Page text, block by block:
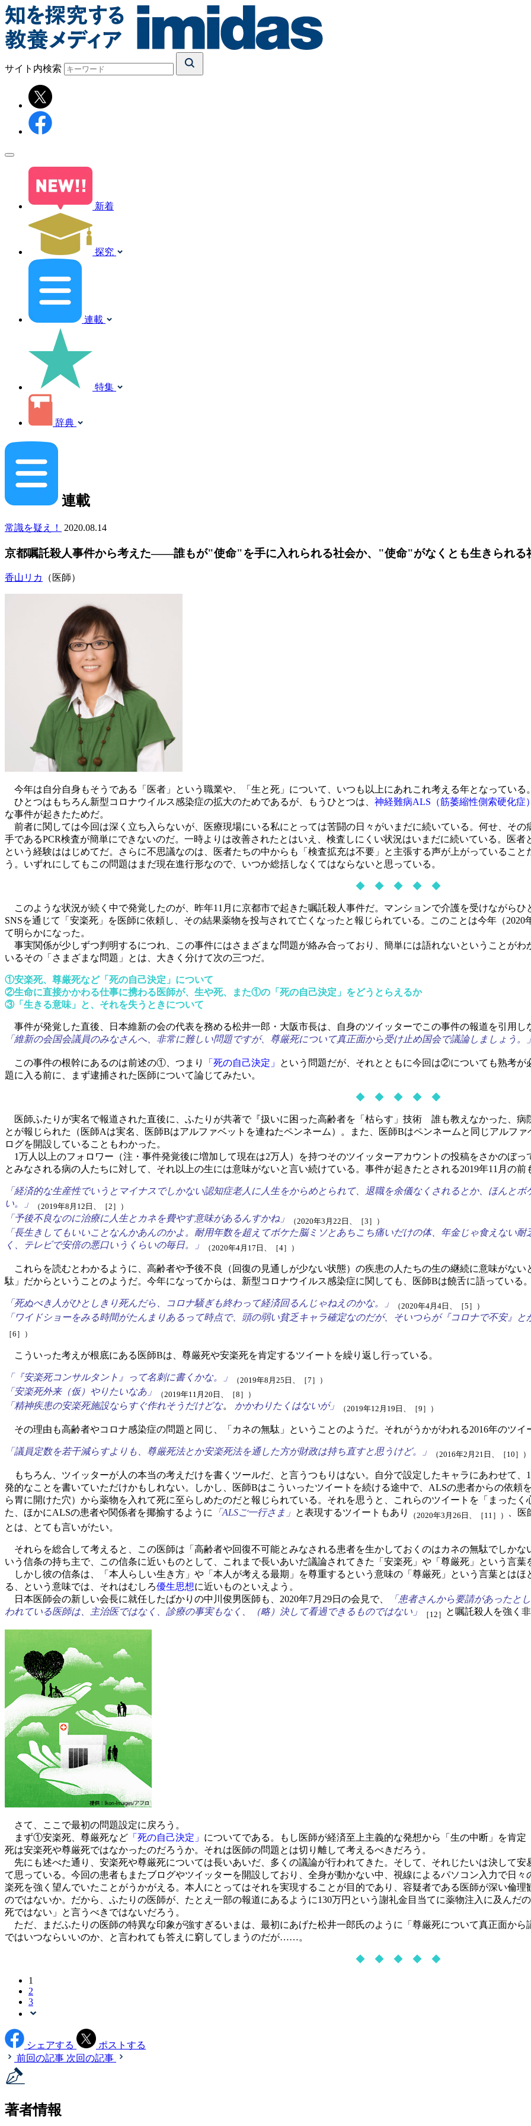
サイト内検索
新着
探究
連載
特集
辞典
連載
常識を疑え！ 2020.08.14
京都嘱託殺人事件から考えた――誰もが"使命"を手に入れられる社会か、"使命"がなくとも生きられる
香山リカ （医師）
今年は自分自身もそうである「医者」という職業や、「生と死」について、いつも以上にあれこれ考える年となっている。
ひとつはもちろん新型コロナウイルス感染症の拡大のためであるが、もうひとつは、 神経難病ALS（筋萎縮性側索硬化症）
な事件が起きたためだ。
前者に関しては今回は深く立ち入らないが、医療現場にいる私にとっては苦闘の日々がいまだに続いている。何せ、そ
手であるPCR検査が簡単にできないのだ。一時よりは改善されたとはいえ、検査しにくい状況はいまだに続いている。医者
という経験ははじめてだ。さらに不思議なのは、医者たちの中からも「検査拡充は不要」と主張する声が上がっているこ
う。いずれにしてもこの問題はまだ現在進行形なので、いつか総括しなくてはならないと思っている。
◆ ◆ ◆ ◆ ◆
このような状況が続く中で発覚したのが、昨年11月に京都市で起きた嘱託殺人事件だ。マンションで介護を受けながらひ
SNSを通じて「安楽死」を医師に依頼し、その結果薬物を投与されて亡くなったと報じられている。このことは今年（
て明らかになった。
事実関係が少しずつ判明するにつれ、この事件にはさまざまな問題が絡み合っており、簡単には語れないということが
いるその「さまざまな問題」とは、大きく分けて次の三つだ。
①安楽死、尊厳死など「死の自己決定」について
②生命に直接かかわる仕事に携わる医師が、生や死、また①の「死の自己決定」をどうとらえるか
③「生きる意味」と、それを失うときについて
事件が発覚した直後、日本維新の会の代表を務める松井一郎・大阪市長は、自身のツイッターでこの事件の報道を引用し
「維新の会国会議員のみなさんへ、非常に難しい問題ですが、尊厳死について真正面から受け止め国会で議論しましょう。」
この事件の根幹にあるのは前述の①、つまり 「死の自己決定」
という問題だが、それとともに今回は②についても熟考
題に入る前に、まず逮捕された医師について論じてみたい。
◆ ◆ ◆ ◆ ◆
医師ふたりが実名で報道された直後に、ふたりが共著で『扱いに困った高齢者を「枯らす」技術 誰も教えなかった、病
とが報じられた（医師Aは実名、医師Bはアルファベットを連ねたペンネーム）。また、医師Bはペンネームと同じアルフ
ログを開設していることもわかった。
1万人以上のフォロワー（注・事件発覚後に増加して現在は2万人）を持つそのツイッターアカウントの投稿をさかのぼ
とみなされる病の人たちに対して、それ以上の生には意味がないと言い続けている。事件が起きたとされる2019年11月の前
「経済的な生産性でいうとマイナスでしかない認知症老人に人生をからめとられて、退職を余儀なくされるとか、ほんと
い。」
（2019年8月12日、［2］）
「予後不良なのに治療に人生とカネを費やす意味があるんすかね」 （2020年3月22日、［3］）
「長生きしてもいいことなんかあんのかよ。耐用年数を超えてボケた脳ミソとあちこち痛いだけの体、年金じゃ食えない
く、テレビで安倍の悪口いうくらいの毎日。」
（2020年4月17日、［4］）
これらを読むとわかるように、高齢者や予後不良（回復の見通しが少ない状態）の疾患の人たちの生の継続に意味がな
駄」だからということのようだ。今年になってからは、新型コロナウイルス感染症に関しても、医師Bは饒舌に語っている
「死ぬべき人がひとしきり死んだら、コロナ騒ぎも終わって経済回るんじゃねえのかな。」 （2020年4月4日、［5］）
「ワイドショーをみる時間がたんまりあるって時点で、頭の弱い貧乏キャラ確定なのだが、そいつらが『コロナで不安』と
［6］）
こういった考えが根底にある医師Bは、尊厳死や安楽死を肯定するツイートを繰り返し行っている。
「『安楽死コンサルタント』って名刺に書くかな。」 （2019年8月25日、［7］）
「安楽死外来（仮）やりたいなあ」 （2019年11月20日、［8］）
「精神疾患の安楽死施設ならすぐ作れそうだけどな。 かかわりたくはないが」 （2019年12月19日、［9］）
その理由も高齢者やコロナ感染症の問題と同じ、「カネの無駄」ということのようだ。それがうかがわれる2016年のツイ
「議員定数を若干減らすよりも、尊厳死法とか安楽死法を通した方が財政は持ち直すと思うけど。」 （2016年2月21日、［10］）
もちろん、ツイッターが人の本当の考えだけを書くツールだ、と言うつもりはない。自分で設定したキャラにあわせて
発的なことを書いていただけかもしれない。しかし、医師Bはこういったツイートを続ける途中で、ALSの患者からの依頼
ら胃に開けた穴）から薬物を入れて死に至らしめたのだと報じられている。それを思うと、これらのツイートを「まった
た、ほかにALSの患者や関係者を揶揄するように
「ALSご一行さま」 と表現するツイートもあり （2020年3月26日、［11］）
、
とは、とても言いがたい。
それらを総合して考えると、この医師は「高齢者や回復不可能とみなされる患者を生かしておくのはカネの無駄でしか
いう信条の持ち主で、この信条に近いものとして、これまで長いあいだ議論されてきた「安楽死」や「尊厳死」という言葉
しかし彼の信条は、「本人らしい生き方」や「本人が考える最期」を尊重するという意味の「尊厳死」という言葉とは
る、という意味では、それはむしろ優生思想に近いものといえよう。
日本医師会の新しい会長に就任したばかりの中川俊男医師も、2020年7月29日の会見で、
「患者さんから要請があったと
われている医師は、主治医ではなく、診療の事実もなく、（略）決して看過できるものではない」
［12］ と嘱託殺人を強く非
さて、ここで最初の問題設定に戻ろう。
まず①安楽死、尊厳死など 「死の自己決定」 についてである。もし医師が経済至上主義的な発想から「生の中断」を肯
死は安楽死や尊厳死ではなかったのだろうか。それは医師の問題とは切り離して考えるべきだろう。
先にも述べた通り、安楽死や尊厳死については長いあいだ、多くの議論が行われてきた。そして、それじたいは決して
て思っている。今回の患者もまたブログやツイッターを開設しており、全身が動かない中、視線によるパソコン入力で日
楽死を強く望んでいたことがうかがえる。本人にとってはそれを実現することが目的であり、容疑者である医師が深い倫
のではないか。だから、ふたりの医師が、たとえ一部の報道にあるように130万円という謝礼金目当てに薬物注入に及んだ
死ではない」と言うべきではないだろう。
ただ、まだふたりの医師の特異な印象が強すぎるいまは、最初にあげた松井一郎氏のように「尊厳死について真正面から
ではいつならいいのか、と言われても答えに窮してしまうのだが……。
◆ ◆ ◆ ◆ ◆
1
2
3
シェアする
ポストする
前回の記事 次回の記事
著者情報